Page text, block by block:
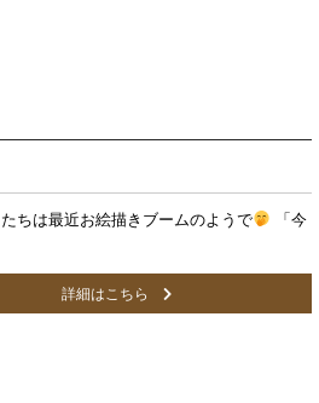
ちは最近お絵描きブームのようで
「今
詳細はこちら